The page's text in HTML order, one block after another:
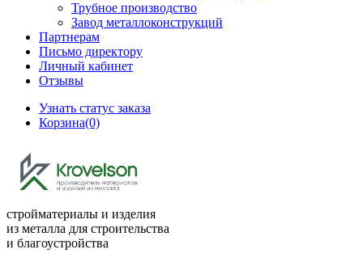
Трубное производство
Завод металлоконструкций
Партнерам
Письмо директору
Личный кабинет
Отзывы
Узнать статус заказа
Корзина(0)
стройматериалы и изделия
из металла для строительства
и благоустройства